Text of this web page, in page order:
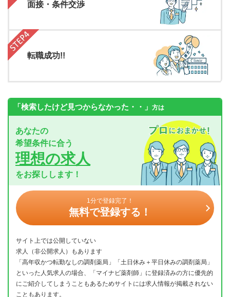
面接・条件交渉
転職成功!!
「検索したけど見つからなかった・・」 方は
あなたの
希望条件に合う
理想の求人
をお探しします！
1分で登録完了！
無料で登録する！
サイト上では公開していない
求人（非公開求人）もあります
「高年収かつ転勤なしの調剤薬局」「土日休み＋平日休みの調剤薬局」
といった人気求人の場合、「マイナビ薬剤師」に登録済みの方に優先的
にご紹介してしまうこともあるためサイトには求人情報が掲載されない
こともあります。